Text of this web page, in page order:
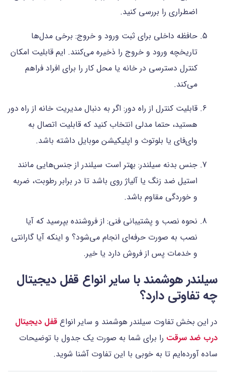
اضطراری را بررسی کنید.
حافظه داخلی برای ثبت ورود و خروج: برخی مدل‌ها
تاریخچه ورود و خروج را ذخیره می‌کنند. ایم قابلیت امکان
کنترل دسترسی در خانه یا محل کار را برای افراد فراهم
می‌کند.
قابلیت کنترل از راه دور: اگر به دنبال مدیریت خانه از راه دور
هستید، حتما مدلی انتخاب کنید که قابلیت اتصال به
وای‌فای یا بلوتوث و اپلیکیشن موبایل داشته باشد.
جنس بدنه سیلندر: بهتر است سیلندر از جنس‌هایی مانند
استیل ضد زنگ یا آلیاژ روی باشد تا در برابر رطوبت، ضربه
و خوردگی مقاوم باشد.
نحوه نصب و پشتیبانی فنی: از فروشنده بپرسید که آیا
نصب به صورت حرفه‌ای انجام می‌شود؟ و اینکه آیا گارانتی
و خدمات پس از فروش دارد یا خیر.
سیلندر هوشمند با سایر انواع قفل دیجیتال
چه تفاوتی دارد؟
در این بخش تفاوت سیلندر هوشمند و سایر انواع قفل دیجیتال
درب ضد سرقت را برای شما به صورت یک جدول با توضیحات
ساده آورده‌ایم تا به خوبی با این تفاوت آشنا شوید.